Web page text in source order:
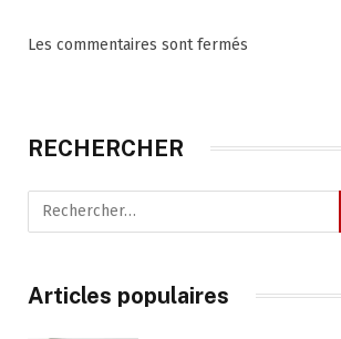
Les commentaires sont fermés
RECHERCHER
Articles populaires